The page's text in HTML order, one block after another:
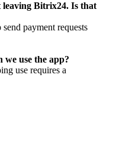
leaving Bitrix24. Is that
payment requests
use the app?
use requires a